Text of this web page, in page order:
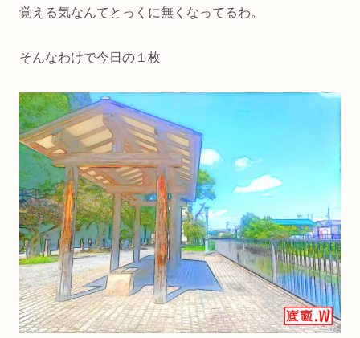
覚える気なんてとっくに無くなってるわ。
そんなわけで今日の１枚